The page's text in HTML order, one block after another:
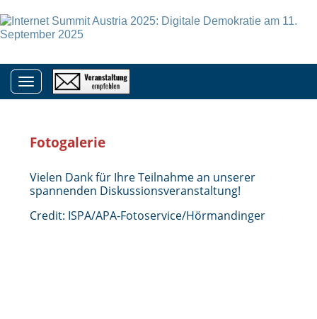
Toggle navigation
Fotogalerie
Vielen Dank für Ihre Teilnahme an unserer
spannenden Diskussionsveranstaltung!
Credit: ISPA/APA-Fotoservice/Hörmandinger